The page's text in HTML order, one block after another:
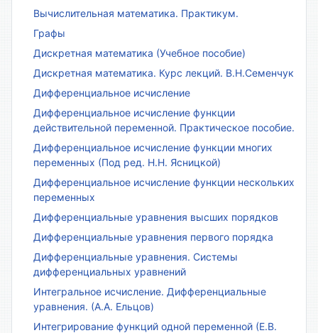
Вычислительная математика. Практикум.
Графы
Дискретная математика (Учебное пособие)
Дискретная математика. Курс лекций. В.Н.Семенчук
Дифференциальное исчисление
Дифференциальное исчисление функции
действительной переменной. Практическое пособие.
Дифференциальное исчисление функции многих
переменных (Под ред. Н.Н. Ясницкой)
Дифференциальное исчисление функции нескольких
переменных
Дифференциальные уравнения высших порядков
Дифференциальные уравнения первого порядка
Дифференциальные уравнения. Системы
дифференциальных уравнений
Интегральное исчисление. Дифференциальные
уравнения. (А.А. Ельцов)
Интегрирование функций одной переменной (Е.В.